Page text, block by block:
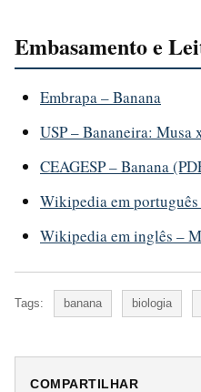
Embasamento e
Embrapa – Banana
USP – Bananeira: Musa
CEAGESP – Banana
Wikipedia em português
Wikipedia em inglês –
Tags: banana biologia
COMPARTILHAR